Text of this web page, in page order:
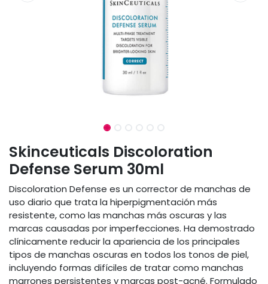
Skinceuticals Discoloration
Defense Serum 30ml
Discoloration Defense es un corrector de manchas de
uso diario que trata la hiperpigmentación más
resistente, como las manchas más oscuras y las
marcas causadas por imperfecciones. Ha demostrado
clínicamente reducir la apariencia de los principales
tipos de manchas oscuras en todos los tonos de piel,
incluyendo formas difíciles de tratar como manchas
marrones persistentes y marcas post-acné. Formulado